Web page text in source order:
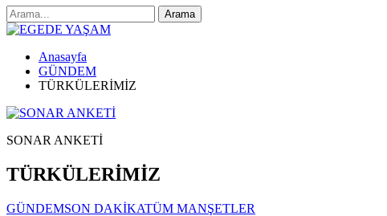
Anasayfa
GÜNDEM
TÜRKÜLERİMİZ
SONAR ANKETİ
TÜRKÜLERİMİZ
GÜNDEMSON DAKİKATÜM MANŞETLER